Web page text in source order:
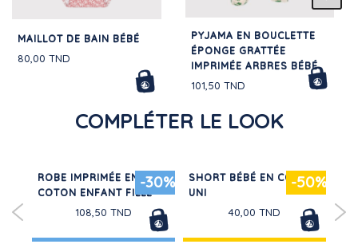
MAILLOT DE BAIN BÉBÉ
80,00 TND
PYJAMA EN BOUCLETTE
ÉPONGE GRATTÉE
IMPRIMÉE ARBRES BÉBÉ
101,50 TND
COMPLÉTER LE LOOK
-30%
ROBE IMPRIMÉE EN
COTON ENFANT FILLE
108,50 TND
-50%
SHORT BÉBÉ EN COTON
UNI
40,00 TND